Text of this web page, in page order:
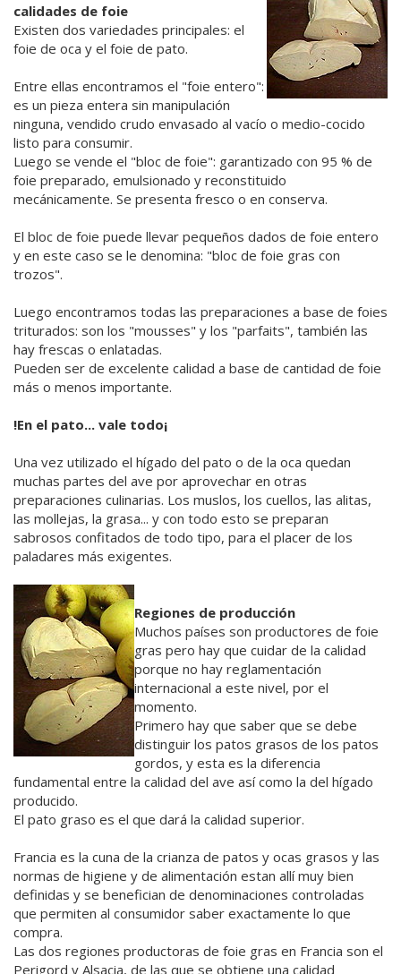
calidades de foie
Existen dos variedades principales: el
foie de oca y el foie de pato.
Entre ellas encontramos el "foie entero":
es un pieza entera sin manipulación
ninguna, vendido crudo envasado al vacío o medio-cocido
listo para consumir.
Luego se vende el "bloc de foie": garantizado con 95 % de
foie preparado, emulsionado y reconstituido
mecánicamente. Se presenta fresco o en conserva.
El bloc de foie puede llevar pequeños dados de foie entero
y en este caso se le denomina: "bloc de foie gras con
trozos".
Luego encontramos todas las preparaciones a base de foies
triturados: son los "mousses" y los "parfaits", también las
hay frescas o enlatadas.
Pueden ser de excelente calidad a base de cantidad de foie
más o menos importante.
!En el pato... vale todo¡
Una vez utilizado el hígado del pato o de la oca quedan
muchas partes del ave por aprovechar en otras
preparaciones culinarias. Los muslos, los cuellos, las alitas,
las mollejas, la grasa... y con todo esto se preparan
sabrosos confitados de todo tipo, para el placer de los
paladares más exigentes.
Regiones de producción
Muchos países son productores de foie
gras pero hay que cuidar de la calidad
porque no hay reglamentación
internacional a este nivel, por el
momento.
Primero hay que saber que se debe
distinguir los patos grasos de los patos
gordos, y esta es la diferencia
fundamental entre la calidad del ave así como la del hígado
producido.
El pato graso es el que dará la calidad superior.
Francia es la cuna de la crianza de patos y ocas grasos y las
normas de higiene y de alimentación estan allí muy bien
definidas y se benefician de denominaciones controladas
que permiten al consumidor saber exactamente lo que
compra.
Las dos regiones productoras de foie gras en Francia son el
Perigord y Alsacia, de las que se obtiene una calidad